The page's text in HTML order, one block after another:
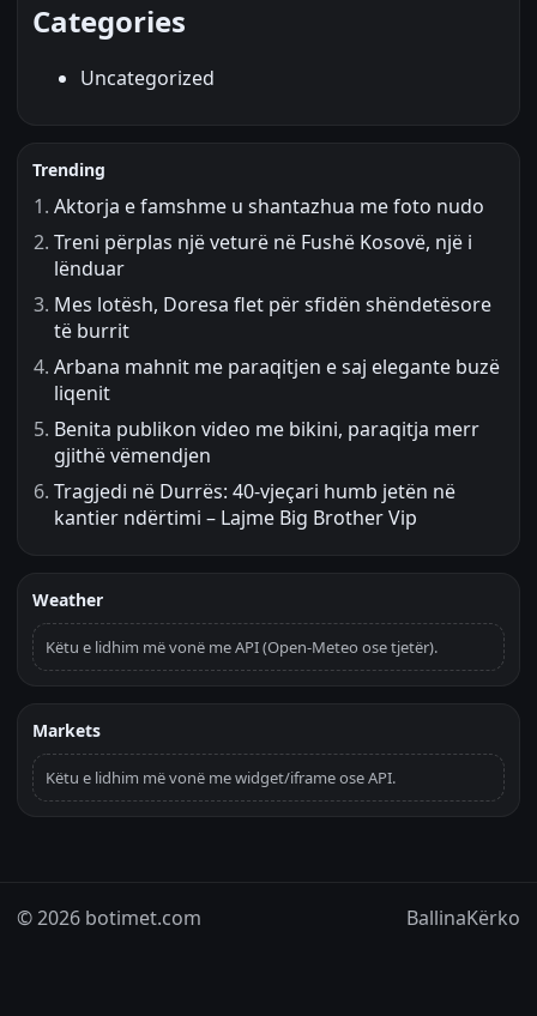
Categories
Uncategorized
Trending
Aktorja e famshme u shantazhua me foto nudo
Treni përplas një veturë në Fushë Kosovë, një i
lënduar
Mes lotësh, Doresa flet për sfidën shëndetësore
të burrit
Arbana mahnit me paraqitjen e saj elegante buzë
liqenit
Benita publikon video me bikini, paraqitja merr
gjithë vëmendjen
Tragjedi në Durrës: 40-vjeçari humb jetën në
kantier ndërtimi – Lajme Big Brother Vip
Weather
Këtu e lidhim më vonë me API (Open-Meteo ose tjetër).
Markets
Këtu e lidhim më vonë me widget/iframe ose API.
© 2026 botimet.com BallinaKërko